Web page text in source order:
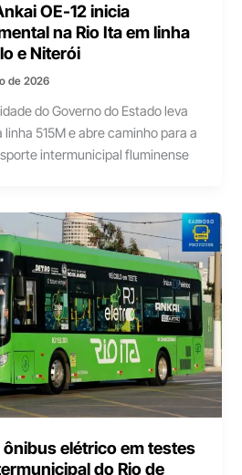
OE-12 inicia
na Rio Ita em linha
e Niterói
de 2026
do Governo do Estado leva
linha 515M e abre caminho para a
intermunicipal fluminense
ônibus elétrico em testes
do Rio de